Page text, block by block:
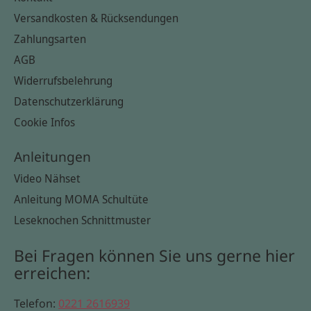
Versandkosten & Rücksendungen
Zahlungsarten
AGB
Widerrufsbelehrung
Datenschutzerklärung
Cookie Infos
Anleitungen
Video Nähset
Anleitung MOMA Schultüte
Leseknochen Schnittmuster
Bei Fragen können Sie uns gerne hier
erreichen:
Telefon: 0221 2616939